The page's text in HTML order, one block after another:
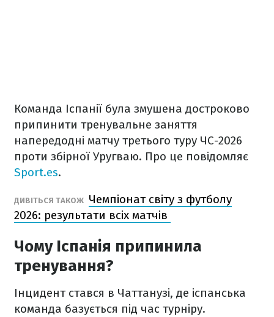
Команда Іспанії була змушена достроково
припинити тренувальне заняття
напередодні матчу третього туру ЧС-2026
проти збірної Уругваю. Про це повідомляє
Sport.es.
ДИВІТЬСЯ ТАКОЖ Чемпіонат світу з футболу
2026: результати всіх матчів
Чому Іспанія припинила
тренування?
Інцидент стався в Чаттанузі, де іспанська
команда базується під час турніру.